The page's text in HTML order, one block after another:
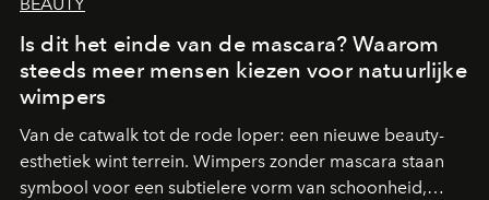
Is dit het einde van de mascara? Waarom
steeds meer mensen kiezen voor natuurlijke
wimpers
Van de catwalk tot de rode loper: een nieuwe beauty-
esthetiek wint terrein. Wimpers zonder mascara staan
symbool voor een subtielere vorm van schoonheid,